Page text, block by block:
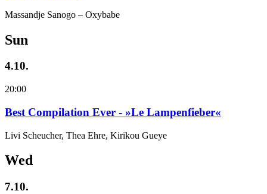
Massandje Sanogo – Oxybabe
Sun
4.10.
20:00
Best Compilation Ever - »Le Lampenfieber«
Livi Scheucher, Thea Ehre, Kirikou Gueye
Wed
7.10.